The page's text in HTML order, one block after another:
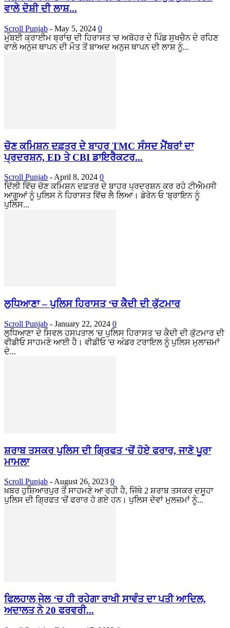
ਵਾਲੇ ਦੋਸ਼ੀ ਦੀ ਲਾਸ਼...
Scroll Punjab - May 5, 2024 0
ਮੁੰਬਈ ਕ੍ਰਾਈਮ ਬ੍ਰਾਂਚ ਦੀ ਹਿਰਾਸਤ 'ਚ ਅਬੋਹਰ ਦੇ ਪਿੰਡ ਸੁਖਚੈਨ ਦੇ ਰਹਿਣ
ਵਾਲੇ ਅਨੁਜ ਥਾਪਨ ਦੀ ਮੌਤ ਤੋਂ ਬਾਅਦ ਅਨੁਜ ਥਾਪਨ ਦੀ ਲਾਸ਼ ਨੂੰ...
ਚੋਣ ਕਮਿਸ਼ਨ ਦਫ਼ਤਰ ਦੇ ਬਾਹਰ TMC ਸੰਸਦ ਮੈਂਬਰਾਂ ਦਾ
ਪ੍ਰਦਰਸ਼ਨ, ED ਤੇ CBI ਡਾਇਰੈਕਟਰ...
Scroll Punjab -April 8, 2024 0
ਦਿੱਲੀ ਵਿੱਚ ਚੋਣ ਕਮਿਸ਼ਨ ਦਫ਼ਤਰ ਦੇ ਬਾਹਰ ਪ੍ਰਦਰਸ਼ਨ ਕਰ ਰਹੇ ਟੀਐਮਸੀ
ਆਗੂਆਂ ਨੂੰ ਪੁਲਿਸ ਨੇ ਹਿਰਾਸਤ ਵਿੱਚ ਲੈ ਲਿਆ। ਡੇਰੇਨ ਓ 'ਬ੍ਰਾਇਨ ਨੂੰ
ਪੁਲਿਸ...
ਲੁਧਿਆਣਾ – ਪੁਲਿਸ ਹਿਰਾਸਤ ‘ਚ ਕੈਦੀ ਦੀ ਕੁੱਟਮਾਰ
Scroll Punjab - January 22, 2024 0
ਲੁਧਿਆਣਾ ਦੇ ਸਿਵਲ ਹਸਪਤਾਲ 'ਚ ਪੁਲਿਸ ਹਿਰਾਸਤ 'ਚ ਕੈਦੀ ਦੀ ਕੁੱਟਮਾਰ ਦੀ
ਵੀਡੀਓ ਸਾਹਮਣੇ ਆਈ ਹੈ। ਵੀਡੀਓ 'ਚ ਅੰਡਰ ਟਰਾਇਲ ਨੂੰ ਪੁਲਿਸ ਮੁਲਾਜ਼ਮਾਂ
ਦੇ...
ਸ਼ਰਾਬ ਤਸਕਰ ਪੁਲਿਸ ਦੀ ਗ੍ਰਿਫਤ ‘ਚੋਂ ਹੋਏ ਫਰਾਰ, ਜਾਣੋ ਪੂਰਾ
ਮਾਮਲਾ
Scroll Punjab - August 26, 2023 0
ਖ਼ਬਰ ਹੁਸ਼ਿਆਰਪੁਰ ਤੋਂ ਸਾਹਮਣੇ ਆ ਰਹੀ ਹੈ, ਜਿੱਥੇ 2 ਸ਼ਰਾਬ ਤਸਕਰ ਦਸੂਹਾ
ਪੁਲਿਸ ਦੀ ਗ੍ਰਿਫਤ 'ਚੋਂ ਫਰਾਰ ਹੋ ਗਏ ਹਨ। ਪੁਲਿਸ ਦੋਵਾਂ ਮੁਲਜ਼ਮਾਂ ਨੂੰ...
ਫਿਲਹਾਲ ਜੇਲ ‘ਚ ਹੀ ਰਹੇਗਾ ਰਾਖੀ ਸਾਵੰਤ ਦਾ ਪਤੀ ਆਦਿਲ,
ਅਦਾਲਤ ਨੇ 20 ਫਰਵਰੀ...